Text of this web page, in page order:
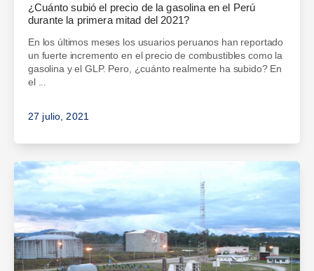
¿Cuánto subió el precio de la gasolina en el Perú
durante la primera mitad del 2021?
En los últimos meses los usuarios peruanos han reportado
un fuerte incremento en el precio de combustibles como la
gasolina y el GLP. Pero, ¿cuánto realmente ha subido? En
el ...
27 julio, 2021